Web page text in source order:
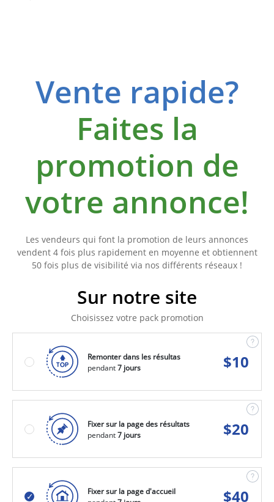
Vente rapide?
Faites la
promotion de
votre annonce!
Les vendeurs qui font la promotion de leurs annonces
vendent 4 fois plus rapidement en moyenne et obtiennent
50 fois plus de visibilité via nos différents réseaux !
Sur notre site
Choisissez votre pack promotion
Remonter dans les résultas
pendant7 jours $10
Fixer sur la page des résultats
pendant7 jours $20
Fixer sur la page d'accueil
$40